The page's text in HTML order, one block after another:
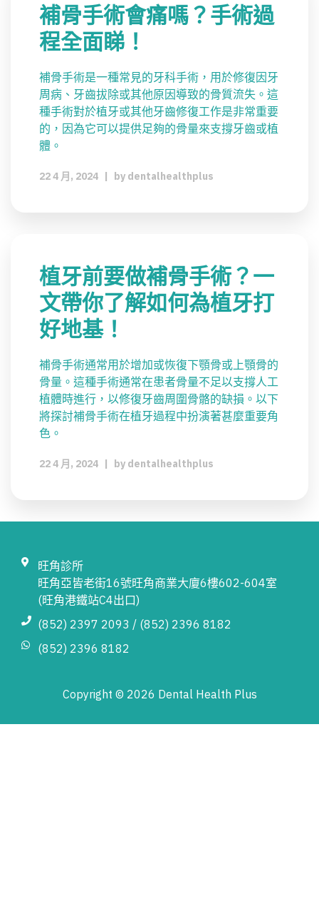
補骨手術會痛嗎？手術過
程全面睇！
補骨手術是一種常見的牙科手術，用於修復因牙
周病、牙齒拔除或其他原因導致的骨質流失。這
種手術對於植牙或其他牙齒修復工作是非常重要
的，因為它可以提供足夠的骨量來支撐牙齒或植
體。
22 4 月, 2024 by dentalhealthplus
植牙前要做補骨手術？一
文帶你了解如何為植牙打
好地基！
補骨手術通常用於增加或恢復下顎骨或上顎骨的
骨量。這種手術通常在患者骨量不足以支撐人工
植體時進行，以修復牙齒周圍骨骼的缺損。以下
將探討補骨手術在植牙過程中扮演著甚麼重要角
色。
22 4 月, 2024 by dentalhealthplus
旺角診所
旺角亞皆老街16號旺角商業大廈6樓602-604室
(旺角港鐵站C4出口)
(852) 2397 2093 / (852) 2396 8182
(852) 2396 8182
Copyright © 2026 Dental Health Plus